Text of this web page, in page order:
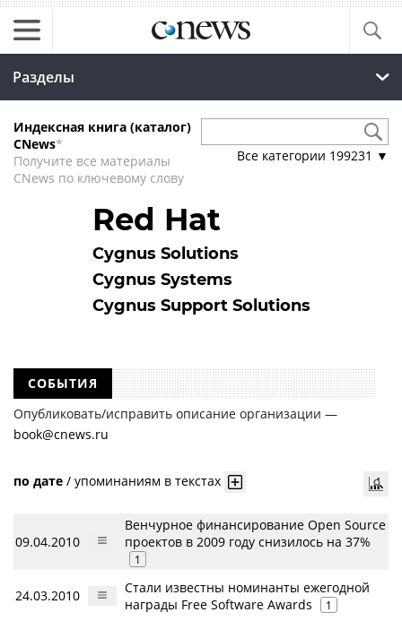
Разделы
Индексная книга (каталог)
CNews*
Получите все материалы
CNews по ключевому слову
Все категории 199231 ▼
Red Hat
Cygnus Solutions
Cygnus Systems
Cygnus Support Solutions
СОБЫТИЯ
Опубликовать/исправить описание организации —
book@cnews.ru
по дате / упоминаниям в текстах
09.04.2010
Венчурное финансирование Open Source
проектов в 2009 году снизилось на 37%
1
24.03.2010
Стали известны номинанты ежегодной
награды Free Software Awards
1